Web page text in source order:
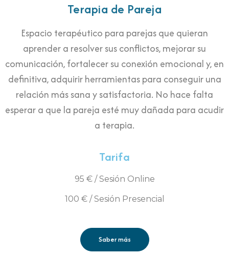
Terapia de Pareja
Espacio terapéutico para parejas que quieran
aprender a resolver sus conflictos, mejorar su
comunicación, fortalecer su conexión emocional y, en
definitiva, adquirir herramientas para conseguir una
relación más sana y satisfactoria. No hace falta
esperar a que la pareja esté muy dañada para acudir
a terapia.
Tarifa
95 € / Sesión Online
100 € / Sesión Presencial
Saber más